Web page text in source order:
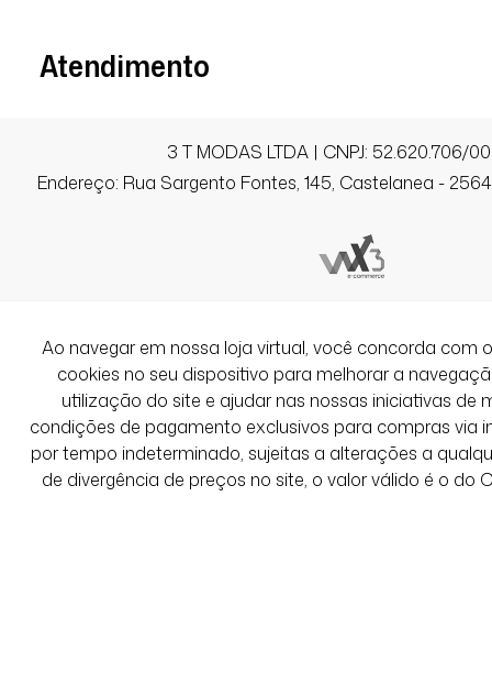
Sou muito fã! Super recomendo!!!
Atendimento
3 T MODAS LTDA | CNPJ: 52.620.706/
Endereço: Rua Sargento Fontes, 145, Castelanea -
Ao navegar em nossa loja virtual, você concorda com
cookies no seu dispositivo para melhorar a
utilização do site e ajudar nas nossas iniciativas de
condições de pagamento exclusivos para compras via
por tempo indeterminado, sujeitas a alterações a
de divergência de preços no site, o valor válido é o do